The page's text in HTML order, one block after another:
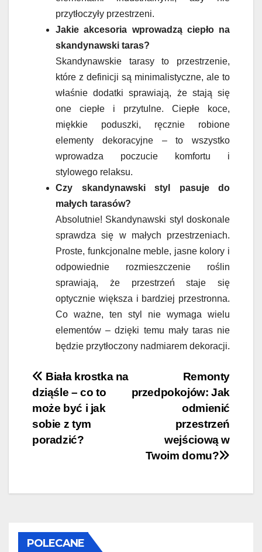
przytłoczyły przestrzeni.
Jakie akcesoria wprowadzą ciepło na
skandynawski taras?
Skandynawskie tarasy to przestrzenie,
które z definicji są minimalistyczne, ale to
właśnie dodatki sprawiają, że stają się
one ciepłe i przytulne. Ciepłe koce,
miękkie poduszki, ręcznie robione
elementy dekoracyjne – to wszystko
wprowadza poczucie komfortu i
stylowego relaksu.
Czy skandynawski styl pasuje do
małych tarasów?
Absolutnie! Skandynawski styl doskonale
sprawdza się w małych przestrzeniach.
Proste, funkcjonalne meble, jasne kolory i
odpowiednie rozmieszczenie roślin
sprawiają, że przestrzeń staje się
optycznie większa i bardziej przestronna.
Co ważne, ten styl nie wymaga wielu
elementów – dzięki temu mały taras nie
będzie przytłoczony nadmiarem dekoracji.
Nawigacja
wpisu
Remonty
przedpokojów: Jak
odmienić
przestrzeń
wejściową w
Twoim domu?
Biała krostka na
dziąśle – co to
może być i jak
sobie z tym
poradzić?
POLECANE